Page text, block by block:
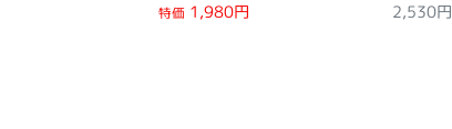
特価 1,980円 2,530円